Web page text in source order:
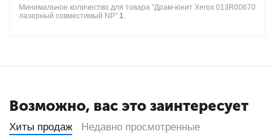
Минимальное количество для товара "Драм-юнит Xerox 013R00670
лазерный совместимый NP" 1.
Возможно, вас это заинтересует
Хиты продаж Недавно просмотренные